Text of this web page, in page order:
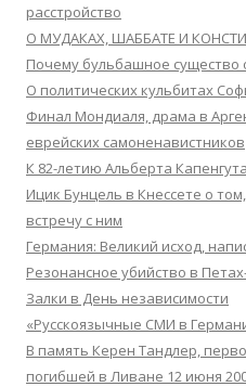
расстройство
О МУДАКАХ, ШАББАТЕ И
Почему бульбашное существо
О политических кульбитах
Финал Мондиаля, драма в
еврейских самоненавистников
К 82-летию Альберта
Ицик Бунцель в Кнессете о
встречу с ним
Германия: Великий исход,
Резонансное убийство в
Залки в День независимости
«Русскоязычные СМИ в
В память Керен Тандлер,
погибшей в Ливане 12 июня